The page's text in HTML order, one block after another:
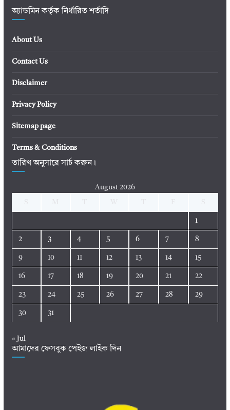
অ্যাডমিন কর্তৃক নির্ধারিত শর্তাদি
About Us
Contact Us
Disclaimer
Privacy Policy
Sitemap page
Terms & Conditions
তারিখ অনুসারে সার্চ করুন।
August 2026
1
2 3 4 5 6 7 8
9 10 11 12 13 14 15
16 17 18 19 20 21 22
23 24 25 26 27 28 29
30 31
« Jul
আমাদের ফেসবুক পেইজ লাইক দিন